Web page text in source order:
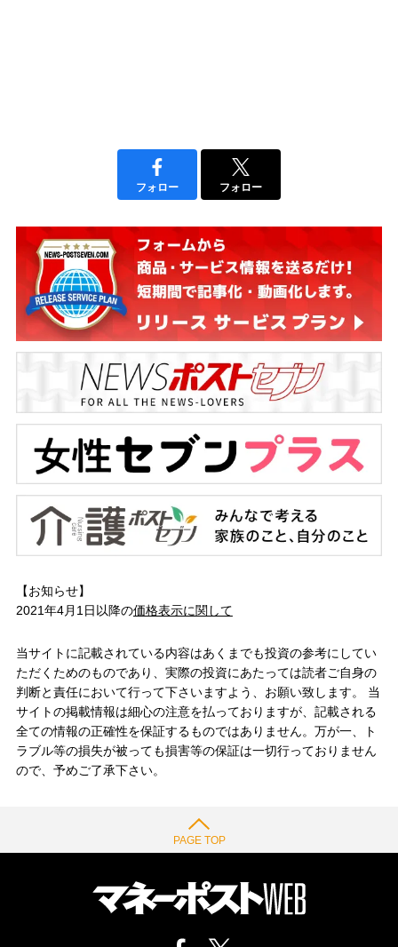
フォロー フォロー
【お知らせ】
2021年4月1日以降の価格表示に関して
当サイトに記載されている内容はあくまでも投資の参考にしてい
ただくためのものであり、実際の投資にあたっては読者ご自身の
判断と責任において行って下さいますよう、お願い致します。 当
サイトの掲載情報は細心の注意を払っておりますが、記載される
全ての情報の正確性を保証するものではありません。万が一、ト
ラブル等の損失が被っても損害等の保証は一切行っておりません
ので、予めご了承下さい。
PAGE TOP